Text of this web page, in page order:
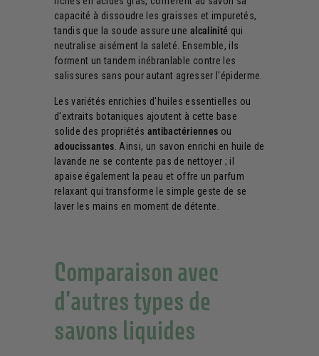
capacité à dissoudre les graisses et impuretés,
tandis que la soude assure une alcalinité qui
neutralise aisément la saleté. Ensemble, ils
forment un tandem inébranlable contre les
salissures sans pour autant agresser l'épiderme.
Les variétés enrichies d'huiles essentielles ou
d'extraits botaniques ajoutent à cette base
solide des propriétés antibactériennes ou
adoucissantes. Ainsi, un savon enrichi en huile de
lavande ne se contente pas de nettoyer ; il
apaise également la peau et offre un parfum
relaxant qui transforme le simple geste de se
laver les mains en moment de détente.
Comparaison avec
d'autres types de
savons liquides